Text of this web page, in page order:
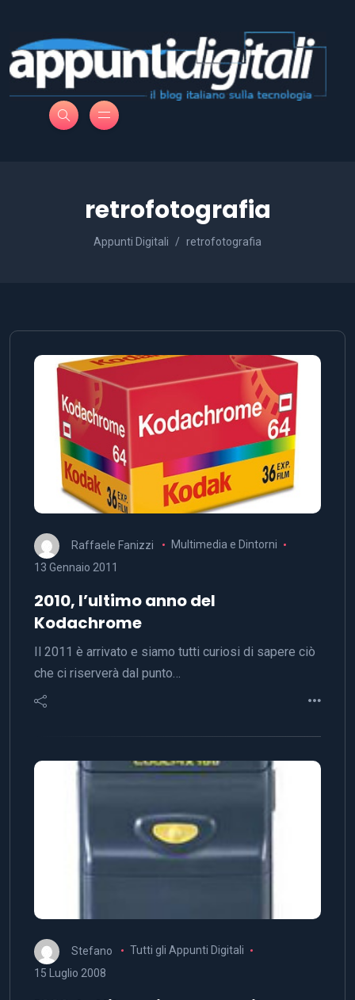
retrofotografia
Appunti Digitali retrofotografia
Raffaele Fanizzi
Multimedia e Dintorni
13 Gennaio 2011
2010, l’ultimo anno del
Kodachrome
Il 2011 è arrivato e siamo tutti curiosi di sapere ciò
che ci riserverà dal punto…
Stefano
Tutti gli Appunti Digitali
15 Luglio 2008